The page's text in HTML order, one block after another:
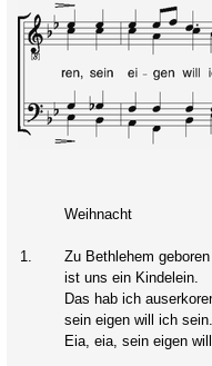
Weihnacht
1.
Zu Bethlehem geboren
ist uns ein Kindelein.
Das hab ich
sein eigen will ich
Eia, eia, sein eigen